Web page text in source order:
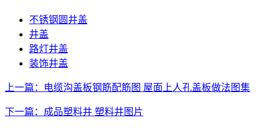
不锈钢圆井盖
井盖
路灯井盖
装饰井盖
上一篇：电缆沟盖板钢筋配筋图 屋面上人孔盖板做法图集
下一篇：成品塑料井 塑料井图片